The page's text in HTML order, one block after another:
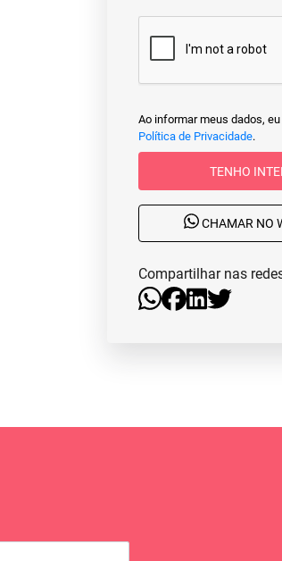
Ao informar meus dados,
Política de Privacidade.
TENHO
CHAMAR NO
Compartilhar nas